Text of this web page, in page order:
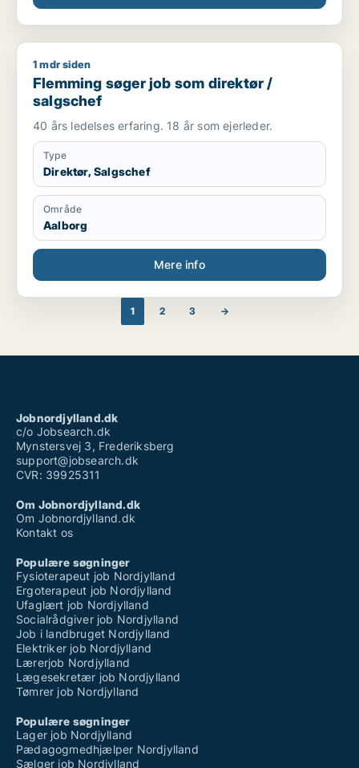
Flemming søger job som direktør / salgschef
1 mdr siden
Flemming søger job som direktør /
salgschef
40 års ledelses erfaring. 18 år som ejerleder.
Type
Direktør, Salgschef
Område
Aalborg
Mere info
1 2 3 →
Jobnordjylland.dk
c/o Jobsearch.dk
Mynstersvej 3, Frederiksberg
support@jobsearch.dk
CVR: 39925311
Om Jobnordjylland.dk
Om Jobnordjylland.dk
Kontakt os
Populære søgninger
Fysioterapeut job Nordjylland
Ergoterapeut job Nordjylland
Ufaglært job Nordjylland
Socialrådgiver job Nordjylland
Job i landbruget Nordjylland
Elektriker job Nordjylland
Lærerjob Nordjylland
Lægesekretær job Nordjylland
Tømrer job Nordjylland
Populære søgninger
Lager job Nordjylland
Pædagogmedhjælper Nordjylland
Sælger job Nordjylland